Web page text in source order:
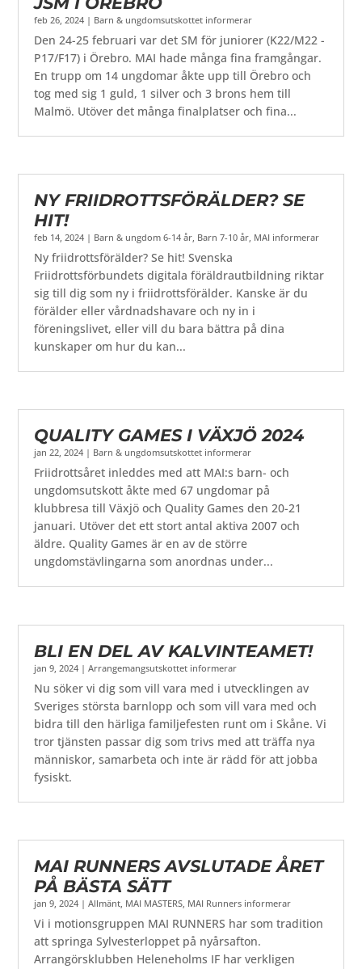
feb 26, 2024 | Barn & ungdomsutskottet informerar
Den 24-25 februari var det SM för juniorer (K22/M22 -
P17/F17) i Örebro. MAI hade många fina framgångar.
En trupp om 14 ungdomar åkte upp till Örebro och
tog med sig 1 guld, 1 silver och 3 brons hem till
Malmö. Utöver det många finalplatser och fina...
NY FRIIDROTTSFÖRÄLDER? SE
HIT!
feb 14, 2024 | Barn & ungdom 6-14 år Barn 7-10 år MAI informerar
Ny friidrottsförälder? Se hit! Svenska
Friidrottsförbundets digitala föräldrautbildning riktar
sig till dig som ny i friidrottsförälder. Kanske är du
förälder eller vårdnadshavare och ny in i
föreningslivet, eller vill du bara bättra på dina
kunskaper om hur du kan...
QUALITY GAMES I VÄXJÖ 2024
jan 22, 2024 | Barn & ungdomsutskottet informerar
Friidrottsåret inleddes med att MAI:s barn- och
ungdomsutskott åkte med 67 ungdomar på
klubbresa till Växjö och Quality Games den 20-21
januari. Utöver det ett stort antal aktiva 2007 och
äldre. Quality Games är en av de större
ungdomstävlingarna som anordnas under...
BLI EN DEL AV KALVINTEAMET!
jan 9, 2024 |Arrangemangsutskottet informerar
Nu söker vi dig som vill vara med i utvecklingen av
Sveriges största barnlopp och som vill vara med och
bidra till den härliga familjefesten runt om i Skåne. Vi
tror tjänsten passar dig som trivs med att träffa nya
människor, samarbeta och inte är rädd för att jobba
fysiskt.
MAI RUNNERS AVSLUTADE ÅRET
PÅ BÄSTA SÄTT
jan 9, 2024 |Allmänt, MAI MASTERS, MAI Runners informerar
Vi i motionsgruppen MAI RUNNERS har som tradition
att springa Sylvesterloppet på nyårsafton.
Arrangörsklubben Heleneholms IF har verkligen